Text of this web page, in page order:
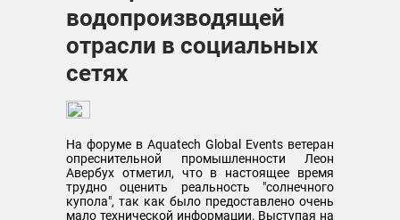
водопроизводящей
отрасли в социальных
сетях
На форуме в Aquatech Global Events ветеран
опреснительной промышленности Леон
Авербух отметил, что в настоящее время
трудно оценить реальность "солнечного
купола", так как было предоставлено очень
мало технической информации. Выступая на